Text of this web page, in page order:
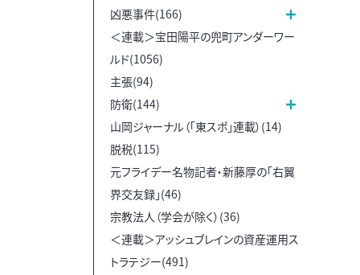
凶悪事件(166)
＜連載＞宝田陽平の兜町アンダーワー
ルド(1056)
主張(94)
防衛(144)
山岡ジャーナル（「東スポ」連載）(14)
脱税(115)
元フライデー名物記者・新藤厚の「右翼
界交友録」(46)
宗教法人（学会が除く）(36)
＜連載＞アッシュブレインの資産運用ス
トラテジー(491)